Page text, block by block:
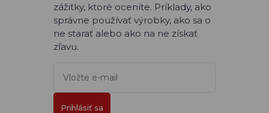
zážitky, ktoré oceníte. Príklady, ako
správne používať výrobky, ako sa o
ne starať alebo ako na ne získať
zľavu.
Prihlásiť sa